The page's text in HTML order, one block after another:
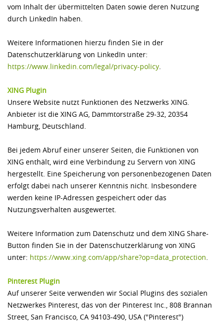
vom Inhalt der übermittelten Daten sowie deren Nutzung
durch LinkedIn haben.
Weitere Informationen hierzu finden Sie in der
Datenschutzerklärung von LinkedIn unter:
https://www.linkedin.com/­legal/­privacy-policy.
XING Plugin
Unsere Website nutzt Funktionen des Netzwerks XING.
Anbieter ist die XING AG, Dammtorstraße 29-32, 20354
Hamburg, Deutschland.
Bei jedem Abruf einer unserer Seiten, die Funktionen von
XING enthält, wird eine Verbindung zu Servern von XING
hergestellt. Eine Speicherung von personenbezogenen Daten
erfolgt dabei nach unserer Kenntnis nicht. Insbesondere
werden keine IP-Adressen gespeichert oder das
Nutzungsverhalten ausgewertet.
Weitere Information zum Datenschutz und dem XING Share-
Button finden Sie in der Datenschutzerklärung von XING
unter: https://www.xing.com/­app/­share?op=data_protection.
Pinterest Plugin
Auf unserer Seite verwenden wir Social Plugins des sozialen
Netzwerkes Pinterest, das von der Pinterest Inc., 808 Brannan
Street, San Francisco, CA 94103-490, USA ("Pinterest")